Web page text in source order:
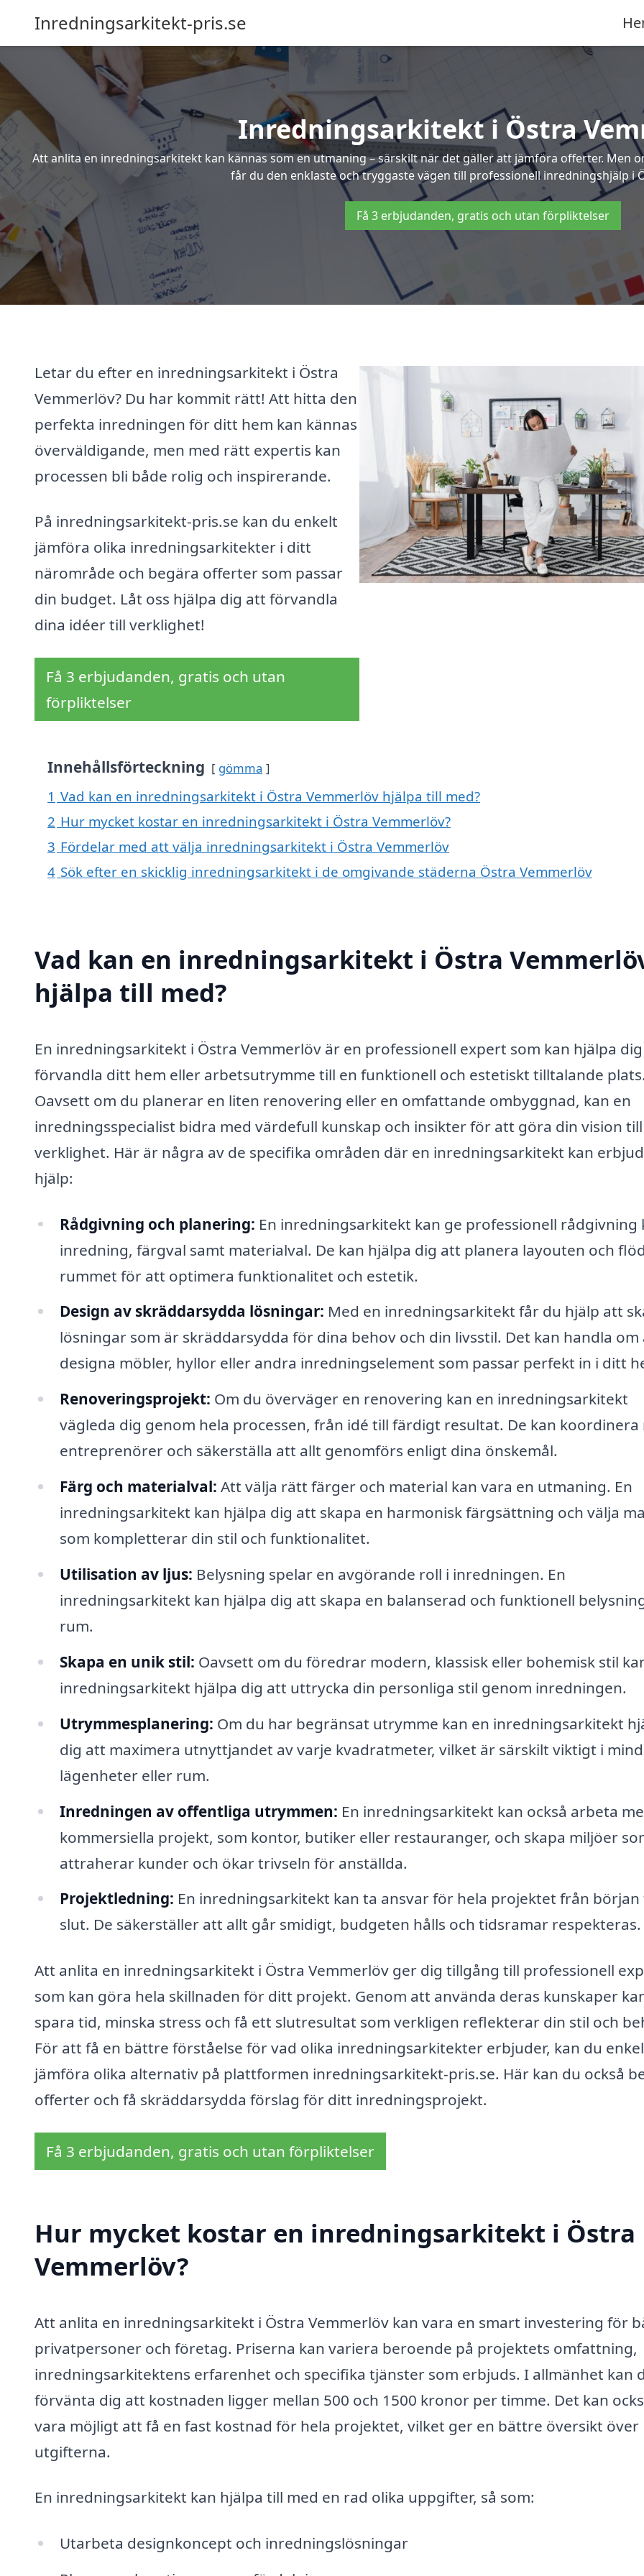
Inredningsarkitekt-pris.se
Inredningsarkitekt i Östra
Att anlita en inredningsarkitekt kan kännas som en utmaning – särskilt när det gäller att jämföra offerter. Men
får du den enklaste och tryggaste vägen till professionell inredningshjälp i
Få 3 erbjudanden, gratis och utan förpliktelser
Letar du efter en inredningsarkitekt i Östra
Vemmerlöv? Du har kommit rätt! Att hitta den
perfekta inredningen för ditt hem kan kännas
överväldigande, men med rätt expertis kan
processen bli både rolig och inspirerande.
På inredningsarkitekt-pris.se kan du enkelt
jämföra olika inredningsarkitekter i ditt
närområde och begära offerter som passar
din budget. Låt oss hjälpa dig att förvandla
dina idéer till verklighet!
Få 3 erbjudanden, gratis och utan
förpliktelser
Innehållsförteckning gömma
1 Vad kan en inredningsarkitekt i Östra Vemmerlöv hjälpa till med?
2 Hur mycket kostar en inredningsarkitekt i Östra Vemmerlöv?
3 Fördelar med att välja inredningsarkitekt i Östra Vemmerlöv
4 Sök efter en skicklig inredningsarkitekt i de omgivande städerna Östra Vemmerlöv
Vad kan en inredningsarkitekt i Östra
hjälpa till med?
En inredningsarkitekt i Östra Vemmerlöv är en professionell expert som kan hjälpa
förvandla ditt hem eller arbetsutrymme till en funktionell och estetiskt tilltalande
Oavsett om du planerar en liten renovering eller en omfattande ombyggnad, kan en
inredningsspecialist bidra med värdefull kunskap och insikter för att göra din vision till
verklighet. Här är några av de specifika områden där en inredningsarkitekt kan
hjälp:
Rådgivning och planering: En inredningsarkitekt kan ge professionell rådgivning
inredning, färgval samt materialval. De kan hjälpa dig att planera layouten och
rummet för att optimera funktionalitet och estetik.
Design av skräddarsydda lösningar: Med en inredningsarkitekt får du hjälp att
lösningar som är skräddarsydda för dina behov och din livsstil. Det kan handla
designa möbler, hyllor eller andra inredningselement som passar perfekt in i ditt
Renoveringsprojekt: Om du överväger en renovering kan en inredningsarkitekt
vägleda dig genom hela processen, från idé till färdigt resultat. De kan koordinera
entreprenörer och säkerställa att allt genomförs enligt dina önskemål.
Färg och materialval: Att välja rätt färger och material kan vara en utmaning. En
inredningsarkitekt kan hjälpa dig att skapa en harmonisk färgsättning och välja
som kompletterar din stil och funktionalitet.
Utilisation av ljus: Belysning spelar en avgörande roll i inredningen. En
inredningsarkitekt kan hjälpa dig att skapa en balanserad och funktionell
rum.
Skapa en unik stil: Oavsett om du föredrar modern, klassisk eller bohemisk stil
inredningsarkitekt hjälpa dig att uttrycka din personliga stil genom inredningen.
Utrymmesplanering: Om du har begränsat utrymme kan en inredningsarkitekt
dig att maximera utnyttjandet av varje kvadratmeter, vilket är särskilt viktigt i
lägenheter eller rum.
Inredningen av offentliga utrymmen: En inredningsarkitekt kan också arbeta
kommersiella projekt, som kontor, butiker eller restauranger, och skapa miljöer
attraherar kunder och ökar trivseln för anställda.
Projektledning: En inredningsarkitekt kan ta ansvar för hela projektet från början
slut. De säkerställer att allt går smidigt, budgeten hålls och tidsramar respekteras.
Att anlita en inredningsarkitekt i Östra Vemmerlöv ger dig tillgång till professionell
som kan göra hela skillnaden för ditt projekt. Genom att använda deras kunskaper
spara tid, minska stress och få ett slutresultat som verkligen reflekterar din stil och
För att få en bättre förståelse för vad olika inredningsarkitekter erbjuder, kan du
jämföra olika alternativ på plattformen inredningsarkitekt-pris.se. Här kan du också
offerter och få skräddarsydda förslag för ditt inredningsprojekt.
Få 3 erbjudanden, gratis och utan förpliktelser
Hur mycket kostar en inredningsarkitekt i Östra
Vemmerlöv?
Att anlita en inredningsarkitekt i Östra Vemmerlöv kan vara en smart investering för
privatpersoner och företag. Priserna kan variera beroende på projektets omfattning,
inredningsarkitektens erfarenhet och specifika tjänster som erbjuds. I allmänhet kan
förvänta dig att kostnaden ligger mellan 500 och 1500 kronor per timme. Det kan
vara möjligt att få en fast kostnad för hela projektet, vilket ger en bättre översikt över
utgifterna.
En inredningsarkitekt kan hjälpa till med en rad olika uppgifter, så som:
Utarbeta designkoncept och inredningslösningar